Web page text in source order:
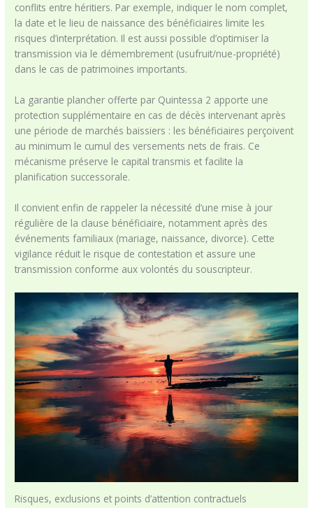
conflits entre héritiers. Par exemple, indiquer le nom complet,
la date et le lieu de naissance des bénéficiaires limite les
risques d’interprétation. Il est aussi possible d’optimiser la
transmission via le démembrement (usufruit/nue-propriété)
dans le cas de patrimoines importants.
La garantie plancher offerte par Quintessa 2 apporte une
protection supplémentaire en cas de décès intervenant après
une période de marchés baissiers : les bénéficiaires perçoivent
au minimum le cumul des versements nets de frais. Ce
mécanisme préserve le capital transmis et facilite la
planification successorale.
Il convient enfin de rappeler la nécessité d’une mise à jour
régulière de la clause bénéficiaire, notamment après des
événements familiaux (mariage, naissance, divorce). Cette
vigilance réduit le risque de contestation et assure une
transmission conforme aux volontés du souscripteur.
Risques, exclusions et points d’attention contractuels